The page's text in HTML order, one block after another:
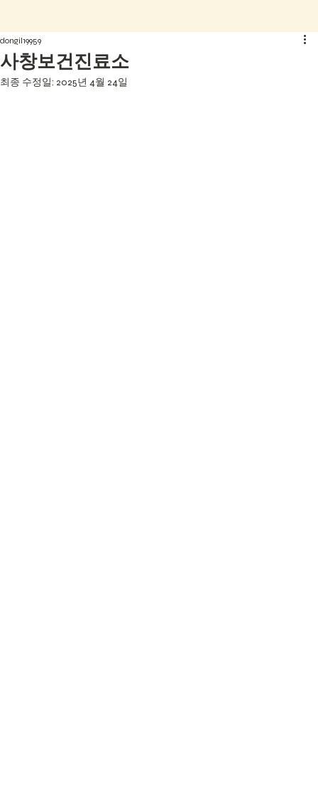
사창보건진료소
dongil19959
최종 수정일: 2025년 4월 24일